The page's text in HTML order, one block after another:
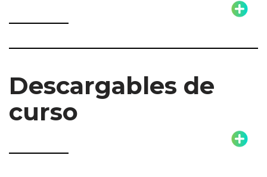
Descargables de
curso